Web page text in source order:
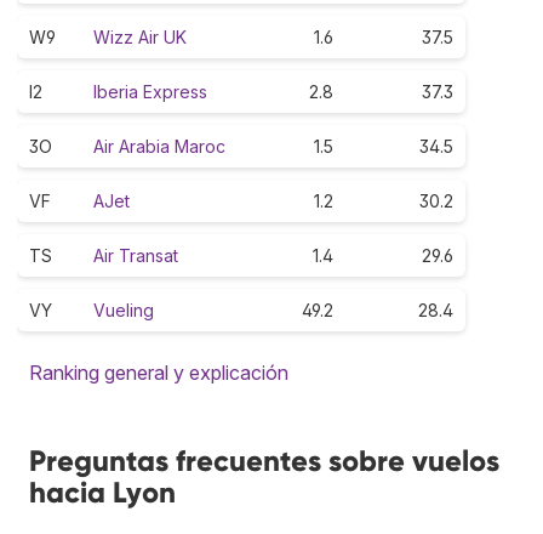
W9 Wizz Air UK 1.6 37.5
I2 Iberia Express 2.8 37.3
3O Air Arabia Maroc 1.5 34.5
VF AJet 1.2 30.2
TS Air Transat 1.4 29.6
VY Vueling 49.2 28.4
Ranking general y explicación
Preguntas frecuentes sobre vuelos
hacia Lyon